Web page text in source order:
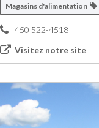
Magasins d'alimentation
450 522-4518
Visitez notre site